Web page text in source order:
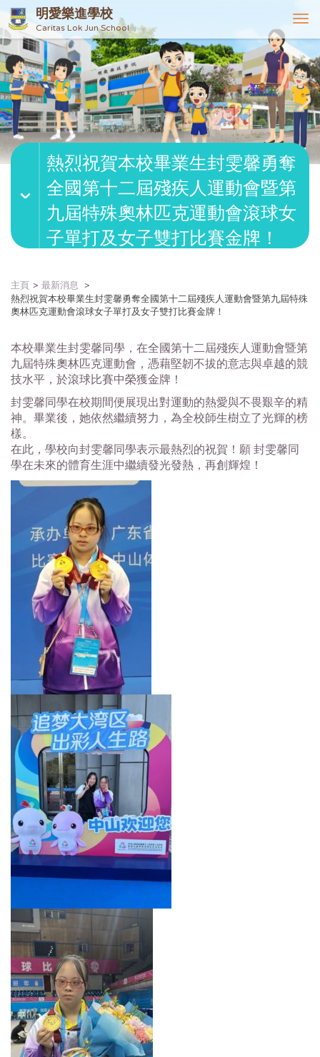
明愛樂進學校
Caritas Lok Jun School
T
o
g
g
l
e
n
v
o
熱烈祝賀本校畢業生封雯馨勇奪
全國第十二屆殘疾人運動會暨第
九屆特殊奧林匹克運動會滾球女
子單打及女子雙打比賽金牌！
主頁
最新消息
熱烈祝賀本校畢業生封雯馨勇奪全國第十二屆殘疾人運動會暨第九屆特殊
奧林匹克運動會滾球女子單打及女子雙打比賽金牌！
本校畢業生封雯馨同學， 在全國第十二屆殘疾人運動會暨第
九屆特殊奧林匹克運動會， 憑藉堅韌不拔的意志與卓越的競
技水平，於滾球比賽中榮獲金牌！
封雯馨同學在校期間便展現出對運動的熱愛與不畏艱辛的精
神。 畢業後，她依然繼續努力，為全校師生樹立了光輝的榜
樣。
在此，學校向封雯馨同學表示最熱烈的祝賀！願 封雯馨同
學在未來的體育生涯中繼續發光發熱，再創輝煌！